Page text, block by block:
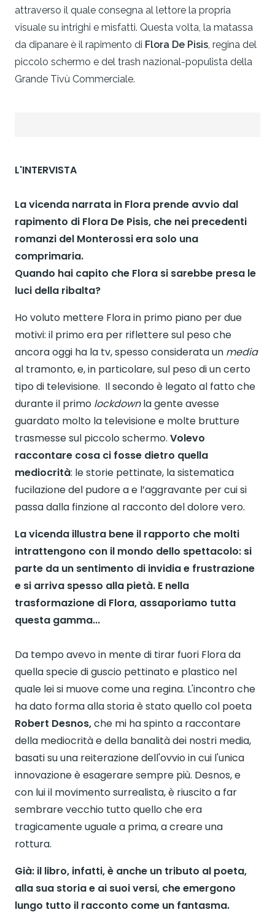
attraverso il quale consegna al lettore la propria
visuale su intrighi e misfatti. Questa volta, la matassa
da dipanare è il rapimento di Flora De Pisis, regina del
piccolo schermo e del trash nazional-populista della
Grande Tivù Commerciale.
L'INTERVISTA
La vicenda narrata in Flora prende avvio dal
rapimento di Flora De Pisis, che nei precedenti
romanzi del Monterossi era solo una
comprimaria.
Quando hai capito che Flora si sarebbe presa le
luci della ribalta?
Ho voluto mettere Flora in primo piano per due
motivi: il primo era per riflettere sul peso che
ancora oggi ha la tv, spesso considerata un media
al tramonto, e, in particolare, sul peso di un certo
tipo di televisione. Il secondo è legato al fatto che
durante il primo lockdownla gente avesse
guardato molto la televisione e molte brutture
trasmesse sul piccolo schermo. Volevo
raccontare cosa ci fosse dietro quella
mediocrità: le storie pettinate, la sistematica
fucilazione del pudore a e l’aggravante per cui si
passa dalla finzione al racconto del dolore vero.
La vicenda illustra bene il rapporto che molti
intrattengono con il mondo dello spettacolo: si
parte da un sentimento di invidia e frustrazione
e si arriva spesso alla pietà. E nella
trasformazione di Flora, assaporiamo tutta
questa gamma...
Da tempo avevo in mente di tirar fuori Flora da
quella specie di guscio pettinato e plastico nel
quale lei si muove come una regina. L'incontro che
ha dato forma alla storia è stato quello col poeta
Robert Desnos,che mi ha spinto a raccontare
della mediocrità e della banalità dei nostri media,
basati su una reiterazione dell'ovvio in cui l'unica
innovazione è esagerare sempre più. Desnos, e
con lui il movimento surrealista, è riuscito a far
sembrare vecchio tutto quello che era
tragicamente uguale a prima, a creare una
rottura.
Già: il libro, infatti, è anche un tributo al poeta,
alla sua storia e ai suoi versi, che emergono
lungo tutto il racconto come un fantasma.